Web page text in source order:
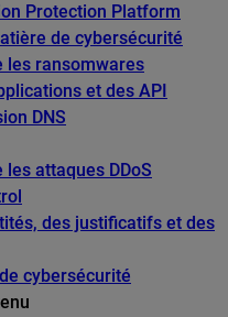
Protection Platform
de cybersécurité
les ransomwares
et des API
DNS
attaques DDoS
des justificatifs et des
cybersécurité